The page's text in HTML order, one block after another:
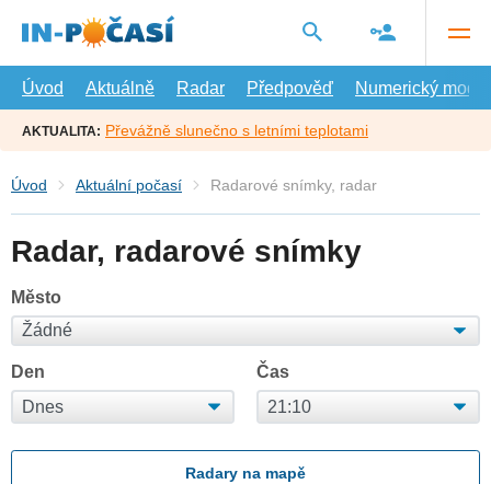
hlavní
Úvod
Aktuálně Radar Předpověď Numerický model
AKTUALITA: Převážně slunečno s letními teplotami
Úvod Aktuální počasí Radarové snímky, radar
Radar, radarové snímky
Město
Den Čas
Radary na mapě